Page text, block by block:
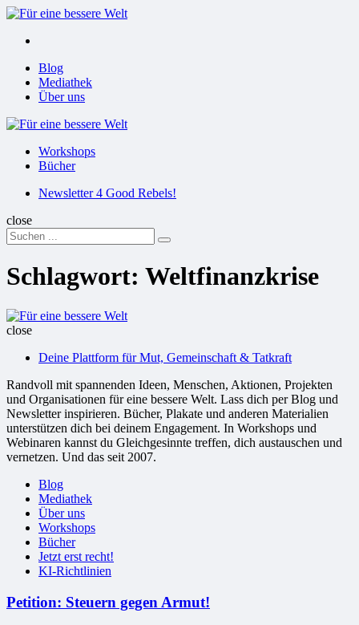
Menu
Menu
Blog
Mediathek
Über uns
Für
Workshops
Bücher
SuchenNewsletter 4 Good Rebels!
close
Search
for:
Suchen
Schlagwort: Weltfinanzkrise
Für
Welt
close
Deine Plattform für Mut, Gemeinschaft & Tatkraft
Randvoll mit spannenden Ideen, Menschen, Aktionen, Projekten
und Organisationen für eine bessere Welt. Lass dich per Blog und
Newsletter inspirieren. Bücher, Plakate und anderen Materialien
unterstützen dich bei deinem Engagement. In Workshops und
Webinaren kannst du Gleichgesinnte treffen, dich austauschen und
vernetzen. Und das seit 2007.
Blog
Mediathek
Über uns
Workshops
Bücher
Jetzt erst recht!
KI-Richtlinien
Petition: Steuern gegen Armut!